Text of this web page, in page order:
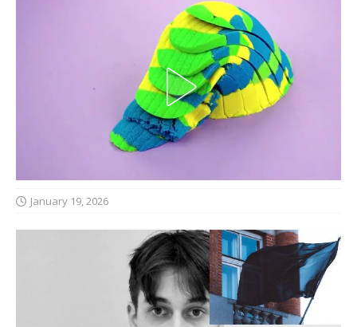
January 19, 2026